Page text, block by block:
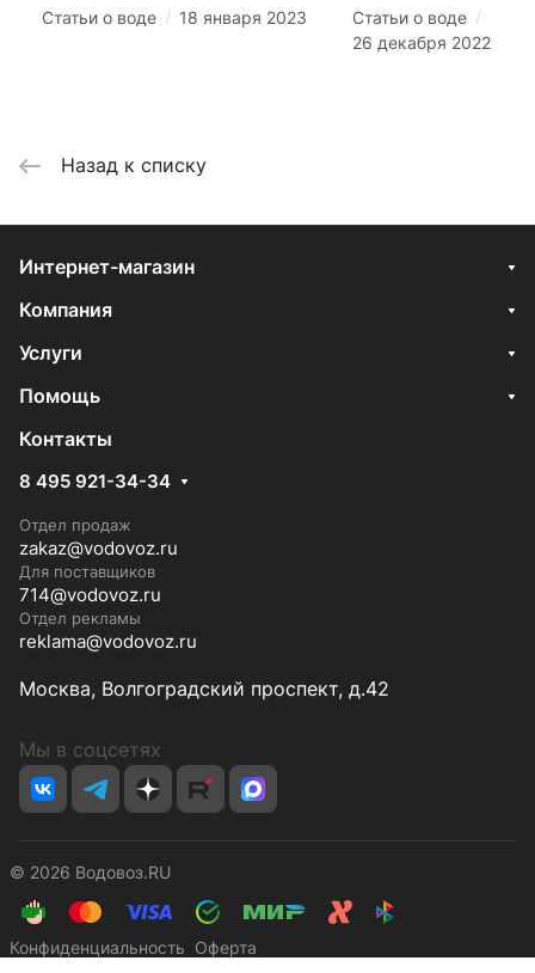
Статьи о воде / 18 января 2023 Статьи о воде /
26 декабря 2022
Назад к списку
Интернет-магазин
Компания
Услуги
Помощь
Контакты
8 495 921-34-34
Отдел продаж
zakaz@vodovoz.ru
Для поставщиков
714@vodovoz.ru
Отдел рекламы
reklama@vodovoz.ru
Москва, Волгоградский проспект, д.42
Мы в соцсетях
© 2026 Водовоз.RU
Конфиденциальность Оферта